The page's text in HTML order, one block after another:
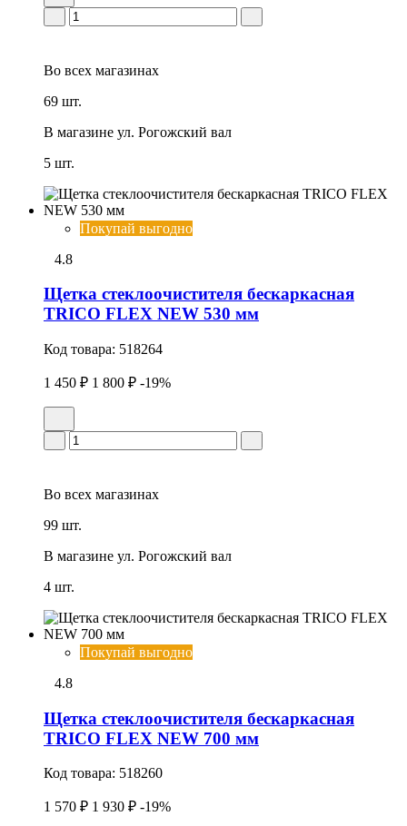
Во всех магазинах
69 шт.
В магазине ул. Рогожский вал
5 шт.
Покупай выгодно
4.8
Щетка стеклоочистителя бескаркасная
TRICO FLEX NEW 530 мм
Код товара: 518264
1 450 ₽ 1 800 ₽ -19%
Во всех магазинах
99 шт.
В магазине ул. Рогожский вал
4 шт.
Покупай выгодно
4.8
Щетка стеклоочистителя бескаркасная
TRICO FLEX NEW 700 мм
Код товара: 518260
1 570 ₽ 1 930 ₽ -19%